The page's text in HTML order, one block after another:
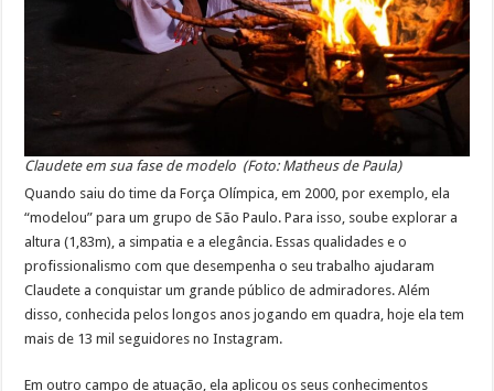
Claudete em sua fase de modelo (Foto: Matheus de Paula)
Quando saiu do time da Força Olímpica, em 2000, por exemplo, ela
“modelou” para um grupo de São Paulo. Para isso, soube explorar a
altura (1,83m), a simpatia e a elegância. Essas qualidades e o
profissionalismo com que desempenha o seu trabalho ajudaram
Claudete a conquistar um grande público de admiradores. Além
disso, conhecida pelos longos anos jogando em quadra, hoje ela tem
mais de 13 mil seguidores no Instagram.
Em outro campo de atuação, ela aplicou os seus conhecimentos